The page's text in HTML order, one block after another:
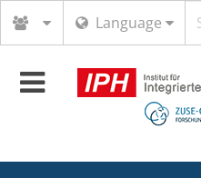
Language
Toggle
navigation